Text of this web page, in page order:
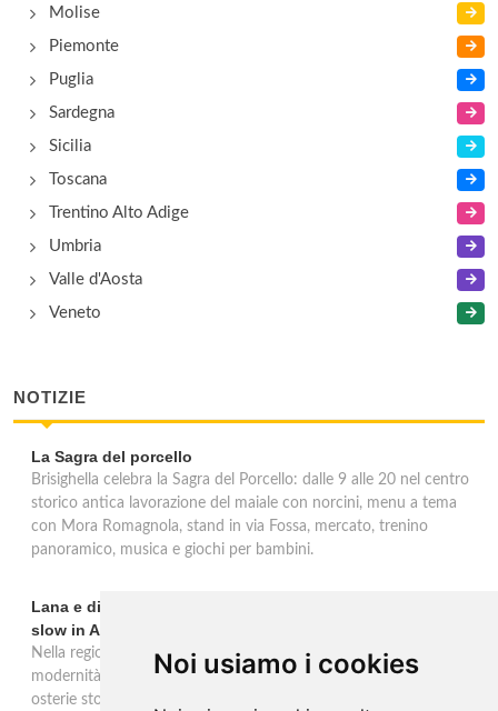
Noi usiamo i cookies
Molise
Piemonte
Puglia
Sardegna
Sicilia
Toscana
Trentino Alto Adige
Umbria
Valle d'Aosta
Veneto
NOTIZIE
La Sagra del porcello
Brisighella celebra la Sagra del Porcello: dalle 9 alle 20 nel centro
storico antica lavorazione del maiale con norcini, menu a tema
con Mora Romagnola, stand in via Fossa, mercato, trenino
panoramico, musica e giochi per bambini.
Lana e dintorni: Törggelen, vini d'eccellenza e vacanze
slow in Alto Adige
Nella regione di Lana in Alto Adige tradizione contadina e
modernità si fondono in un'esperienza autentica. Törggelen nelle
osterie storiche, vini da antiche tradizioni vitivinicole e vacanze